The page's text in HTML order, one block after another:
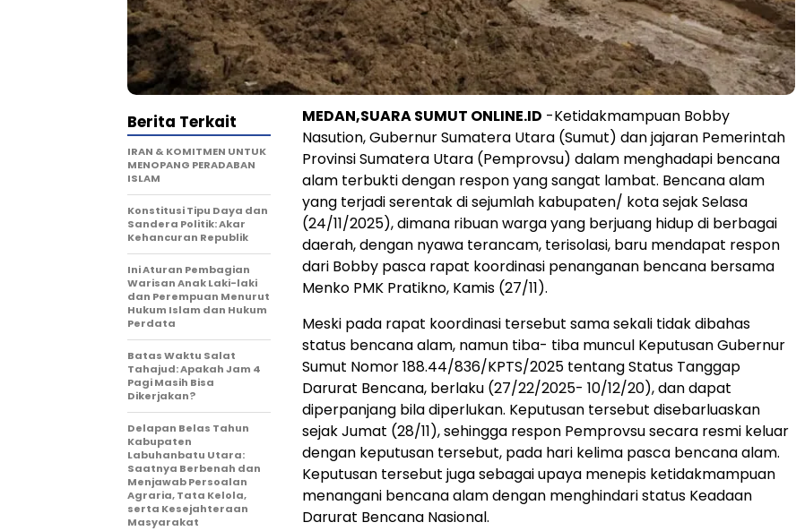
MEDAN,SUARA SUMUT ONLINE.ID -Ketidakmampuan Bobby
Nasution, Gubernur Sumatera Utara (Sumut) dan jajaran Pemerintah
Provinsi Sumatera Utara (Pemprovsu) dalam menghadapi bencana
alam terbukti dengan respon yang sangat lambat. Bencana alam
yang terjadi serentak di sejumlah kabupaten/ kota sejak Selasa
(24/11/2025), dimana ribuan warga yang berjuang hidup di berbagai
daerah, dengan nyawa terancam, terisolasi, baru mendapat respon
dari Bobby pasca rapat koordinasi penanganan bencana bersama
Menko PMK Pratikno, Kamis (27/11).
Meski pada rapat koordinasi tersebut sama sekali tidak dibahas
status bencana alam, namun tiba- tiba muncul Keputusan Gubernur
Sumut Nomor 188.44/836/KPTS/2025 tentang Status Tanggap
Darurat Bencana, berlaku (27/22/2025- 10/12/20), dan dapat
diperpanjang bila diperlukan. Keputusan tersebut disebarluaskan
sejak Jumat (28/11), sehingga respon Pemprovsu secara resmi keluar
dengan keputusan tersebut, pada hari kelima pasca bencana alam.
Keputusan tersebut juga sebagai upaya menepis ketidakmampuan
menangani bencana alam dengan menghindari status Keadaan
Darurat Bencana Nasional.
Berita Terkait
IRAN & KOMITMEN UNTUK
MENOPANG PERADABAN
ISLAM
Konstitusi Tipu Daya dan
Sandera Politik: Akar
Kehancuran Republik
Ini Aturan Pembagian
Warisan Anak Laki-laki
dan Perempuan Menurut
Hukum Islam dan Hukum
Perdata
Batas Waktu Salat
Tahajud: Apakah Jam 4
Pagi Masih Bisa
Dikerjakan?
Delapan Belas Tahun
Kabupaten
Labuhanbatu Utara:
Saatnya Berbenah dan
Menjawab Persoalan
Agraria, Tata Kelola,
serta Kesejahteraan
Masyarakat